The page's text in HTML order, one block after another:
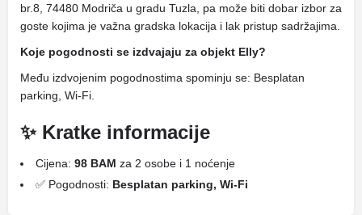
br.8, 74480 Modriča u gradu Tuzla, pa može biti dobar izbor za
goste kojima je važna gradska lokacija i lak pristup sadržajima.
Koje pogodnosti se izdvajaju za objekt Elly?
Među izdvojenim pogodnostima spominju se: Besplatan
parking, Wi-Fi.
✨ Kratke informacije
Cijena: 98 BAM za 2 osobe i 1 noćenje
✅ Pogodnosti: Besplatan parking, Wi-Fi